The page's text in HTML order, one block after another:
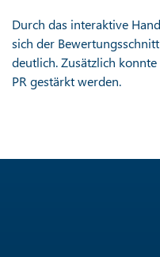
Durch das interaktive
sich der
deutlich. Zusätzlich
PR gestärkt werden.